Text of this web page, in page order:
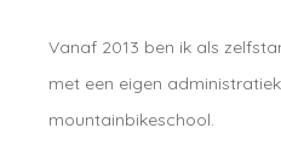
Vanaf 2013 ben ik als
met een eigen
mountainbikeschool.